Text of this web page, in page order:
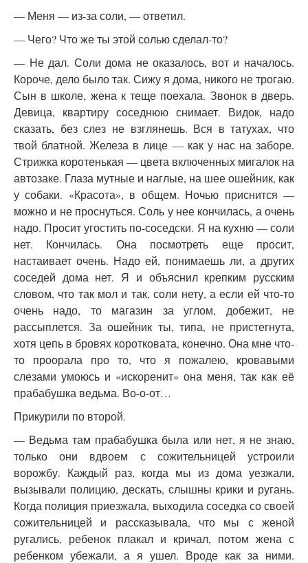
— Меня — из-за соли, — ответил.
— Чего? Что же ты этой солью сделал-то?
— Не дал. Соли дома не оказалось, вот и началось.
Короче, дело было так. Сижу я дома, никого не трогаю.
Сын в школе, жена к теще поехала. Звонок в дверь.
Девица, квартиру соседнюю снимает. Видок, надо
сказать, без слез не взглянешь. Вся в татухах, что
твой блатной. Железа в лице — как у нас на заборе.
Стрижка коротенькая — цвета включенных мигалок на
автозаке. Глаза мутные и наглые, на шее ошейник, как
у собаки. «Красота», в общем. Ночью приснится —
можно и не проснуться. Соль у нее кончилась, а очень
надо. Просит угостить по-соседски. Я на кухню — соли
нет. Кончилась. Она посмотреть еще просит,
настаивает очень. Надо ей, понимаешь ли, а других
соседей дома нет. Я и объяснил крепким русским
словом, что так мол и так, соли нету, а если ей что-то
очень надо, то магазин за углом, добежит, не
рассыплется. За ошейник ты, типа, не пристегнута,
хотя цепь в бровях коротковата, конечно. Она мне что-
то проорала про то, что я пожалею, кровавыми
слезами умоюсь и «искоренит» она меня, так как её
прабабушка ведьма. Во-о-от…
Прикурили по второй.
— Ведьма там прабабушка была или нет, я не знаю,
только они вдвоем с сожительницей устроили
ворожбу. Каждый раз, когда мы из дома уезжали,
вызывали полицию, дескать, слышны крики и ругань.
Когда полиция приезжала, выходила соседка со своей
сожительницей и рассказывала, что мы с женой
ругались, ребенок плакал и кричал, потом жена с
ребенком убежали, а я ушел. Вроде как за ними.